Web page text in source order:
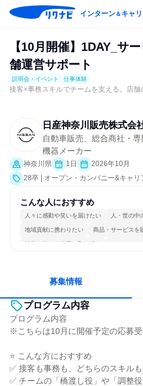
インターン＆キャ
【10月開催】1DAY_サ
舗運営サポート
説明会・イベント 仕事体験
接客×事務スキルでチームを支える。店
日産神奈川販売株式会
自動車販売、総合商社・
機器メーカー
神奈川県 1日
2026年10月
28卒 | オープン・カンパニー&キャ
究]、仕事体験）
こんな人におすすめ
人々に感動や笑いを届けたい 人・世の中
地域貢献に携わりたい 商品・サービスを
情熱を持って仕事に取り組む コミュニケ
募集情報
プログラム内容
プログラム内容
※こちらは10月に開催予定の応募
⭐ こんな方におすすめ
✅ 接客も事務も、どちらのスキル
✅ チームの「橋渡し役」や「調整